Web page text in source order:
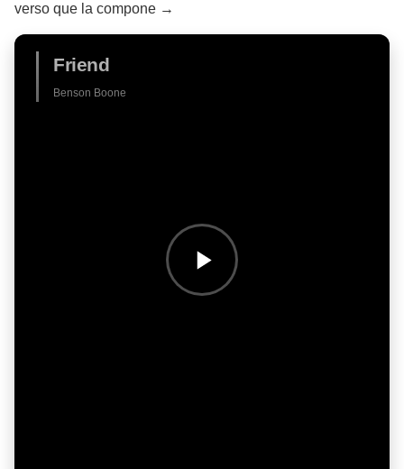
verso que la compone →
Friend
Benson Boone